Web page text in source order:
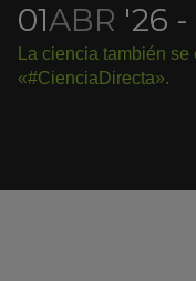
01ABR '26 -
La ciencia también
«#CienciaDirecta».